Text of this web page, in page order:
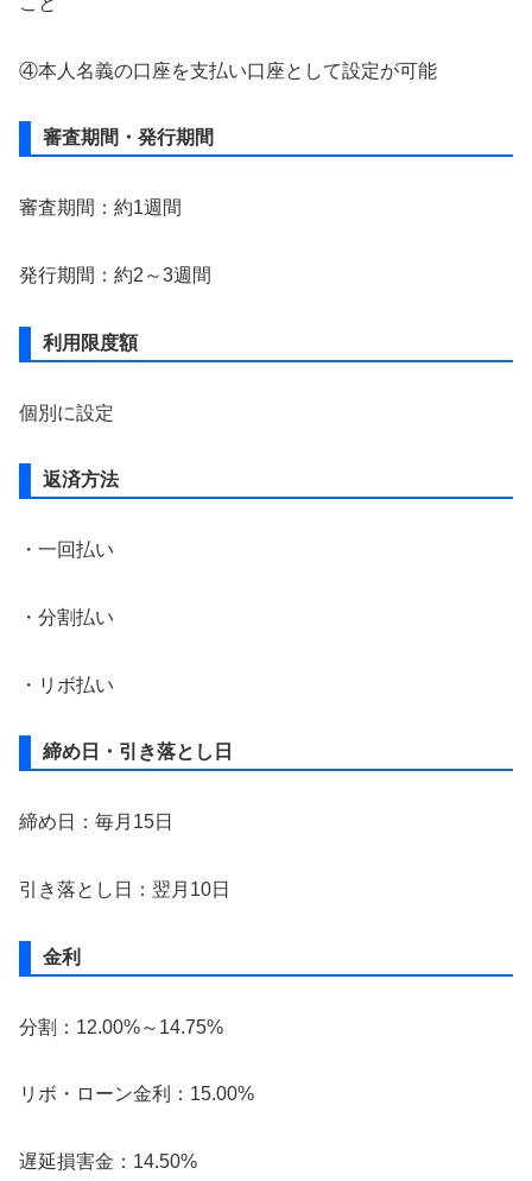
④本人名義の口座を支払い口座として設定が可能
審査期間・発行期間
審査期間：約1週間
発行期間：約2～3週間
利用限度額
個別に設定
返済方法
・一回払い
・分割払い
・リボ払い
締め日・引き落とし日
締め日：毎月15日
引き落とし日：翌月10日
金利
分割：12.00%～14.75%
リボ・ローン金利：15.00%
遅延損害金：14.50%